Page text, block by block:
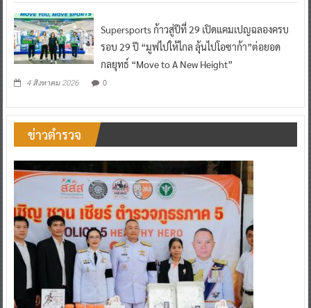
Supersports ก้าวสู่ปีที่ 29 เปิดแคมเปญฉลองครบ
รอบ 29 ปี “มูฟไปให้ไกล ลุ้นไปโอซาก้า”ต่อยอด
กลยุทธ์ “Move to A New Height”
4 สิงหาคม 2026 0
ข่าวตำรวจ